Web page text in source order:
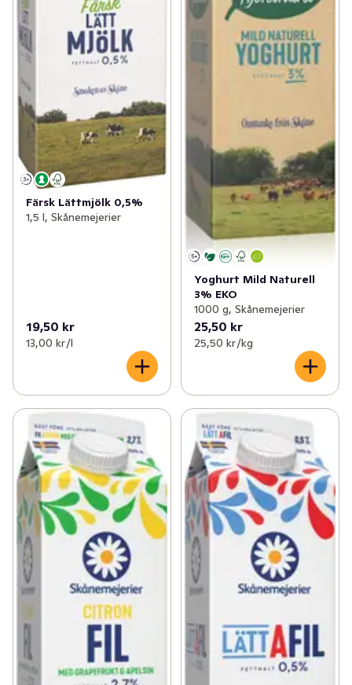
Färsk Lättmjölk 0,5%
1,5 l, Skånemejerier
19,50 kr
13,00 kr /l
Yoghurt Mild Naturell
3% EKO
1000 g, Skånemejerier
25,50 kr
25,50 kr /kg